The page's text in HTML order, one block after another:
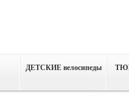
ДЕТСКИЕ велосипеды